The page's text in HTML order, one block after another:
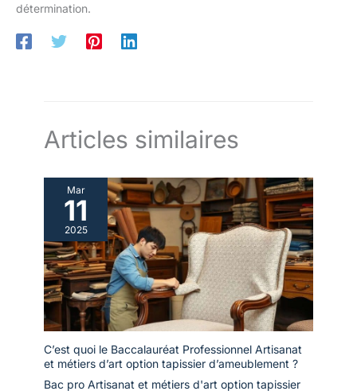
détermination.
Articles similaires
Mar
11
2025
C’est quoi le Baccalauréat Professionnel Artisanat
et métiers d’art option tapissier d’ameublement ?
Bac pro Artisanat et métiers d'art option tapissier